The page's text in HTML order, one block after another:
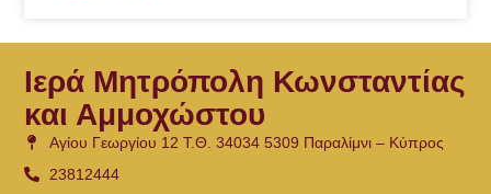
Ιερά Μητρόπολη Κωνσταντίας
και Αμμοχώστου
Αγίου Γεωργίου 12 Τ.Θ. 34034 5309 Παραλίμνι – Κύπρος
23812444